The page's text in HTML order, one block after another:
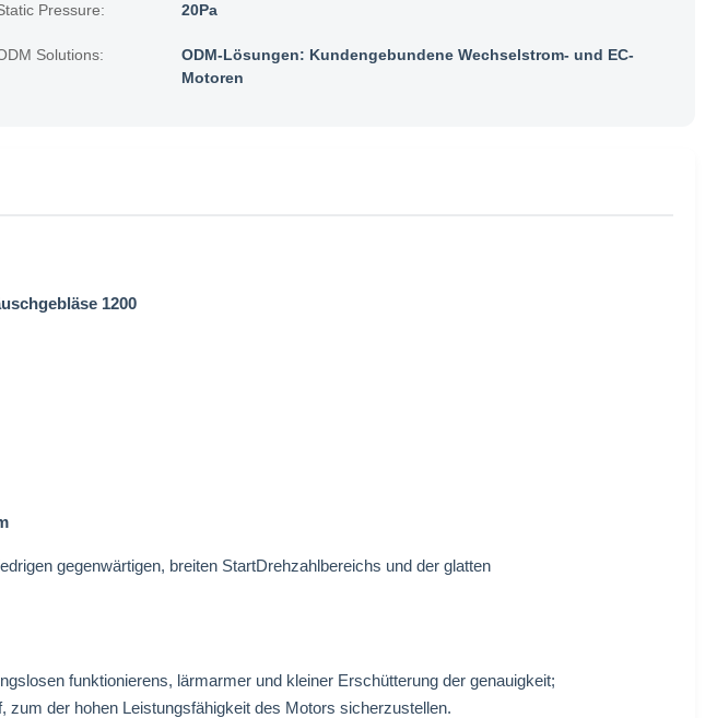
Pressure: 20Pa
Solutions:
ODM-Lösungen: Kundengebundene Wechselstrom- und EC-
Motoren
1200
gegenwärtigen, breiten StartDrehzahlbereichs und der glatten
funktionierens, lärmarmer und kleiner Erschütterung der genauigkeit;
der hohen Leistungsfähigkeit des Motors sicherzustellen.